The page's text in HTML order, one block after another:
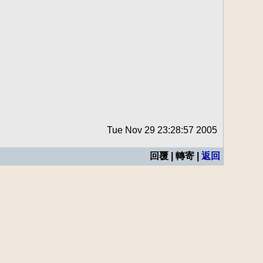
Tue Nov 29 23:28:57 2005
回覆 | 轉寄 | 返回